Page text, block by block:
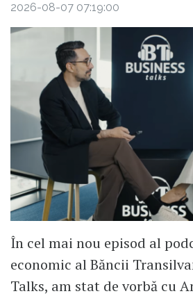
2026-08-07 07:19:00
În cel mai nou episod al
economic al Băncii
Talks, am stat de vorbă cu